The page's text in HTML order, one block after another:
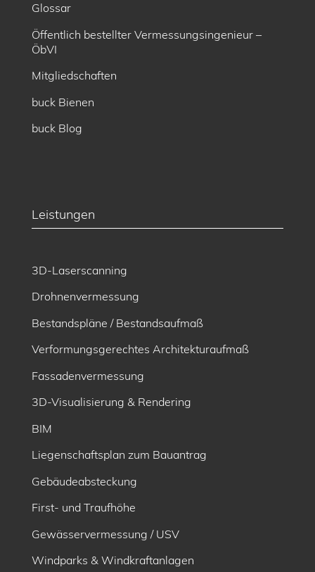
Glossar
Öffentlich bestellter Vermessungsingenieur –
ÖbVI
Mitgliedschaften
buck Bienen
buck Blog
Leistungen
3D-Laserscanning
Drohnenvermessung
Bestandspläne / Bestandsaufmaß
Verformungsgerechtes Architekturaufmaß
Fassadenvermessung
3D-Visualisierung & Rendering
BIM
Liegenschaftsplan zum Bauantrag
Gebäudeabsteckung
First- und Traufhöhe
Gewässervermessung / USV
Windparks & Windkraftanlagen